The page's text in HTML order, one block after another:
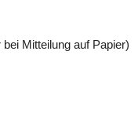
Mitteilung auf Papier)